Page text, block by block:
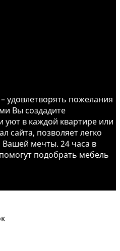
удовлетворять пожелания
Вы создадите
уют в каждой квартире или
сайта, позволяет легко
мечты. 24 часа в
подобрать мебель